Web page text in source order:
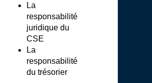
La
responsabilité
juridique du
CSE
La
responsabilité
du trésorier